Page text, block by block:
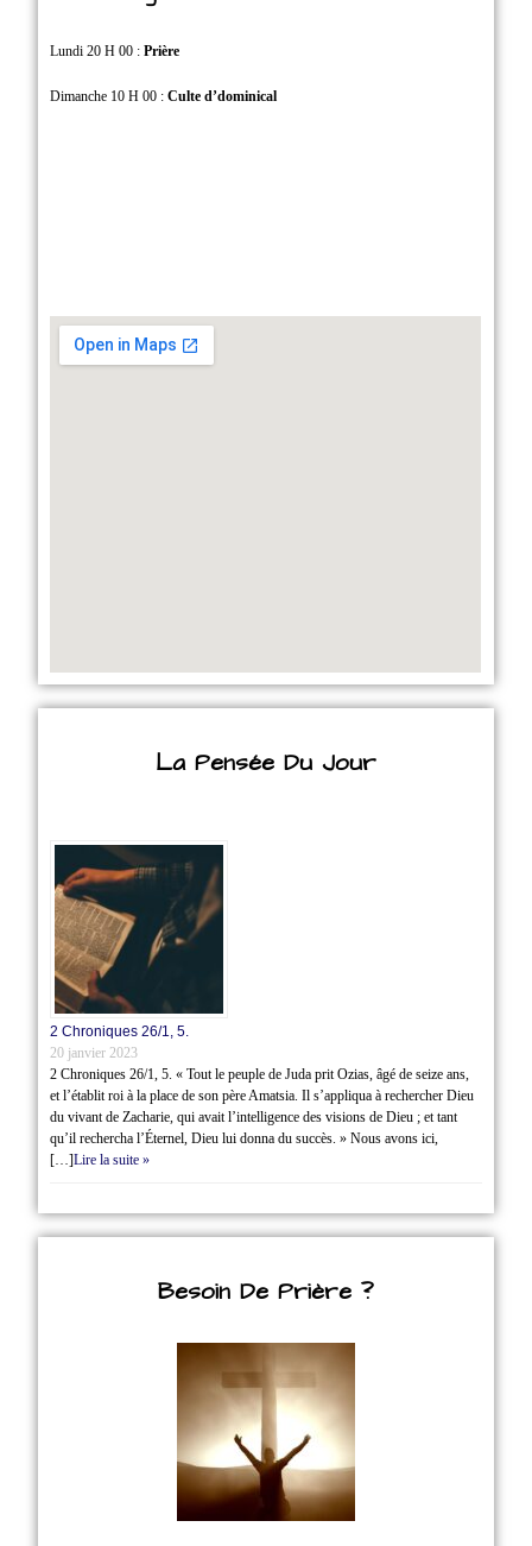
Lundi 20 H 00 :Prière
Dimanche 10 H 00 :Culte d’dominical
La Pensée Du Jour
2 Chroniques 26/1‭, ‬5.
20 janvier 2023
2 Chroniques 26/1‭, ‬5. « Tout le peuple de Juda prit Ozias, âgé de seize ans,
et l’établit roi à la place de son père Amatsia. Il s’appliqua à rechercher Dieu
du vivant de Zacharie, qui avait l’intelligence des visions de Dieu ; et tant
qu’il rechercha l’Éternel, Dieu lui donna du succès. » Nous avons ici,
[…]Lire la suite »
Besoin De Prière ?